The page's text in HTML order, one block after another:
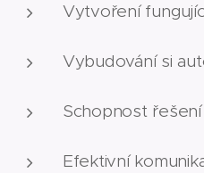
Vytvoření
Vybudování si
Schopnost
Efektivní